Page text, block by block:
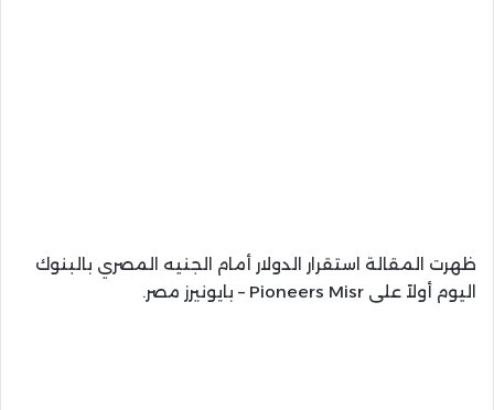
ظهرت المقالة استقرار الدولار أمام الجنيه المصري بالبنوك
اليوم أولاً على Pioneers Misr – بايونيرز مصر.